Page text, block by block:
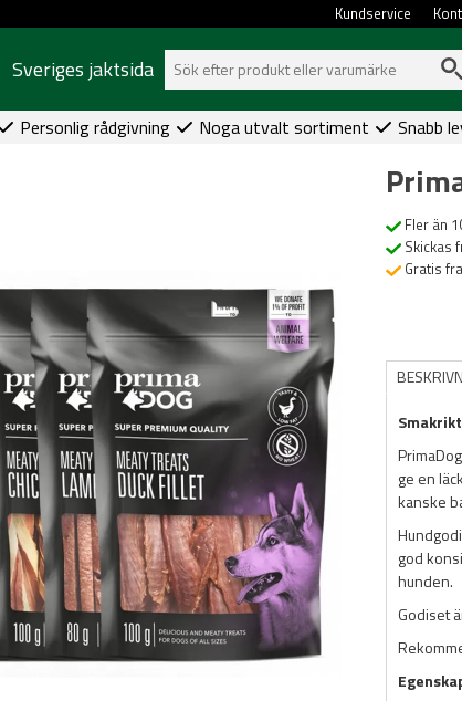
Kundservice
Sveriges jaktsida
Personlig rådgivning Noga utvalt sortiment Snabb
Fler än
Skickas
Gratis
ge en
kanske
god
hunden.
Godiset